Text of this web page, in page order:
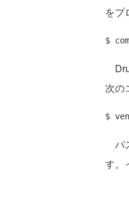
をプ
次の
パ
す。